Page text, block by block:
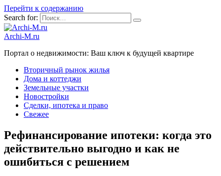
Перейти к содержанию
Search for:
Archi-M.ru
Портал о недвижимости: Ваш ключ к будущей квартире
Вторичный рынок жилья
Дома и коттеджи
Земельные участки
Новостройки
Сделки, ипотека и право
Свежее
Рефинансирование ипотеки: когда это
действительно выгодно и как не
ошибиться с решением